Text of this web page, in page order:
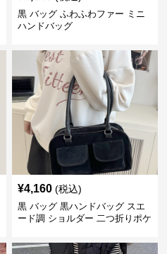
黒 バッグ ふわふわファー ミニ
ハンドバッグ
¥4,160 (税込)
黒 バッグ 黒ハンドバッグ スエ
ード調 ショルダー 二つ折りポケ